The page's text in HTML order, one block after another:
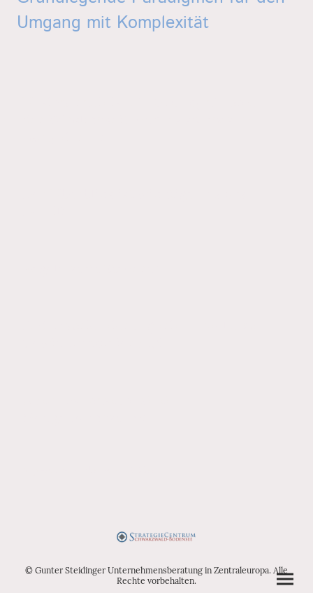
Umgang mit Komplexität
© Gunter Steidinger Unternehmensberatung in Zentraleuropa. Alle
Rechte vorbehalten.